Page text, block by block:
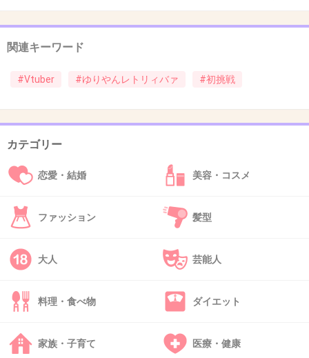
私はゆりやん好きだし面白いと思うけどなー
ゆりやんトピ批判ばかりで悲しい
ハリセンボンの箕輪さんとの週末ジャーニーほのぼの癒さ
れるし面白いし楽しみにしてる
てみてー
40. 匿名 2018/12/01(土) 03:48:13
+2
41. 匿名
関連キーワード
#Vtuber #ゆりやんレトリィバァ #初挑戦
カテゴリー
恋愛・結婚 美容・コスメ
ファッション 髪型
大人 芸能人
料理・食べ物 ダイエット
家族・子育て 医療・健康